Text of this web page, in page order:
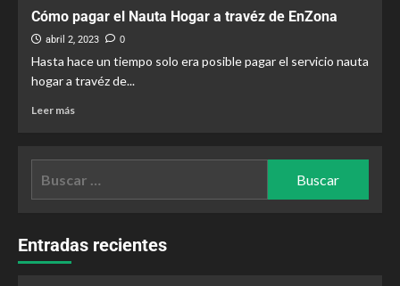
Cómo pagar el Nauta Hogar a travéz de EnZona
abril 2, 2023 0
Hasta hace un tiempo solo era posible pagar el servicio nauta
hogar a travéz de...
Leer más
Entradas recientes